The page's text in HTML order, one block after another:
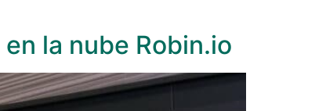
la nube Robin.io